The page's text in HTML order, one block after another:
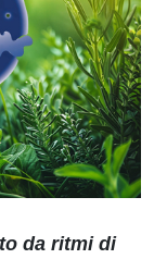
da ritmi di